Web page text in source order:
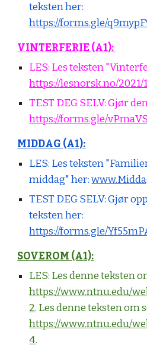
teksten her:
https://forms.gle/
VINTERFERIE (A1):
LES: Les teksten
https://lesnorsk.no/
TEST DEG SELV: Gjør
https://forms.gle/
MIDDAG (A1):
LES: Les teksten
middag" her:
TEST DEG SELV: Gjør
teksten her:
https://forms.gle/
SOVEROM (A1):
LES: Les denne teksten
https://www.ntnu.edu/
2. Les denne teksten om
https://www.ntnu.edu/
4.